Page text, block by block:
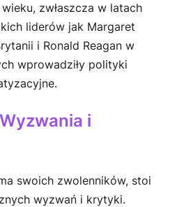
zwłaszcza w latach
liderów jak Margaret
i Ronald Reagan w
wprowadziły polityki
i
swoich zwolenników, stoi
wyzwań i krytyki.